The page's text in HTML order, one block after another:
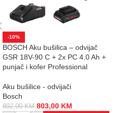
-10%
BOSCH Aku bušilica – odvijač
GSR 18V-90 C + 2x PC 4.0 Ah +
punjač i kofer Professional
Aku bušilice - odvijači
Bosch
892,00KM 803,00 KM